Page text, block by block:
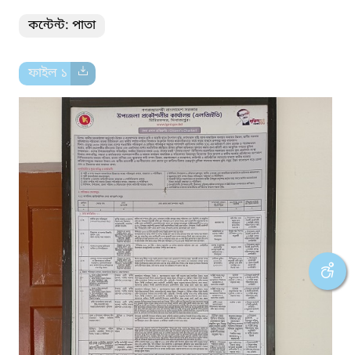
কন্টেন্ট: পাতা
ফাইল ১